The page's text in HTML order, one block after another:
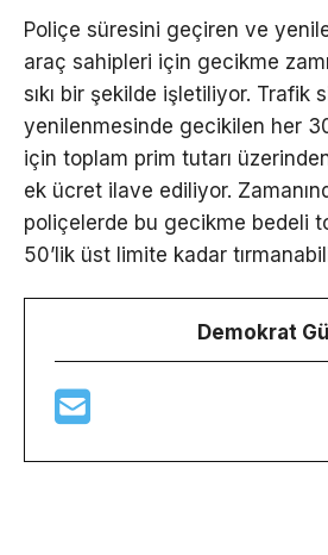
Poliçe süresini geçiren ve
araç sahipleri için gecikme
sıkı bir şekilde işletiliyor. Trafik
yenilenmesinde gecikilen her
için toplam prim tutarı
ek ücret ilave ediliyor.
poliçelerde bu gecikme bedeli
50’lik üst limite kadar
Demokrat